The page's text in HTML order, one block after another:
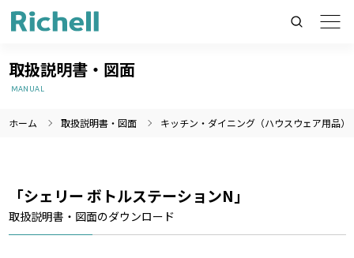
製品情報のみを検索
取扱説明書・図面
MANUAL
ホーム 取扱説明書・図面 キッチン・ダイニング（ハウスウェア用品）
「シェリー ボトルステーションN」
取扱説明書・図面のダウンロード